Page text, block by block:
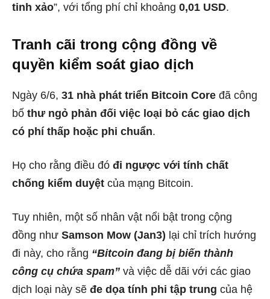
tinh xảo”, với tổng phí chỉ khoảng 0,01 USD.
Tranh cãi trong cộng đồng về
quyền kiểm soát giao dịch
Ngày 6/6, 31 nhà phát triển Bitcoin Core đã công
bố thư ngỏ phản đối việc loại bỏ các giao dịch
có phí thấp hoặc phi chuẩn.
Họ cho rằng điều đó đi ngược với tính chất
chống kiểm duyệt của mạng Bitcoin.
Tuy nhiên, một số nhân vật nổi bật trong cộng
đồng như Samson Mow (Jan3) lại chỉ trích hướng
đi này, cho rằng “Bitcoin đang bị biến thành
công cụ chứa spam” và việc dễ dãi với các giao
dịch loại này sẽ đe dọa tính phi tập trung của hệ